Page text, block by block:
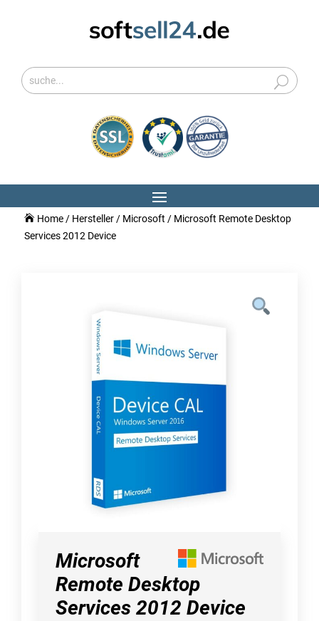
Home/ Hersteller/ Microsoft / Microsoft Remote Desktop
Services 2012 Device
Microsoft
Remote Desktop
Services 2012 Device